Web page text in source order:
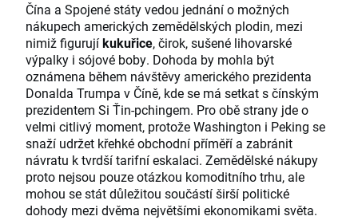
Čína a Spojené státy vedou jednání o možných
nákupech amerických zemědělských plodin, mezi
nimiž figurujíkukuřice, čirok, sušené lihovarské
výpalky i sójové boby. Dohoda by mohla být
oznámena během návštěvy amerického prezidenta
Donalda Trumpa v Číně, kde se má setkat s čínským
prezidentem Si Ťin-pchingem. Pro obě strany jde o
velmi citlivý moment, protože Washington i Peking se
snaží udržet křehké obchodní příměří a zabránit
návratu k tvrdší tarifní eskalaci. Zemědělské nákupy
proto nejsou pouze otázkou komoditního trhu, ale
mohou se stát důležitou součástí širší politické
dohody mezi dvěma největšími ekonomikami světa.